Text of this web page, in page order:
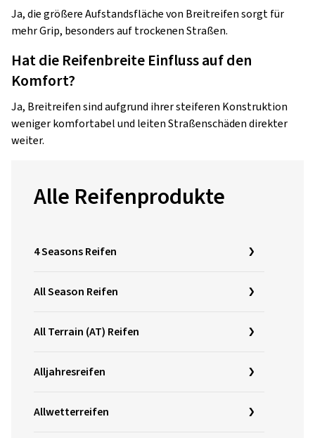
Ja, die größere Aufstandsfläche von Breitreifen sorgt für
mehr Grip, besonders auf trockenen Straßen.
Hat die Reifenbreite Einfluss auf den
Komfort?
Ja, Breitreifen sind aufgrund ihrer steiferen Konstruktion
weniger komfortabel und leiten Straßenschäden direkter
weiter.
Alle Reifenprodukte
4 Seasons Reifen
All Season Reifen
All Terrain (AT) Reifen
Alljahresreifen
Allwetterreifen